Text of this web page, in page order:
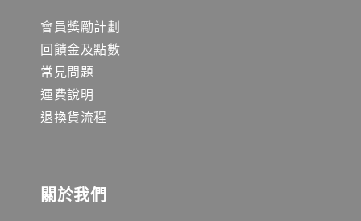
會員獎勵計劃
回饋金及點數
常見問題
運費說明
退換貨流程
關於我們